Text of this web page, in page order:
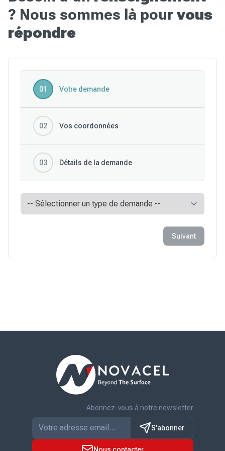
? Nous sommes là pour vous
répondre
01 Votre demande
02 Vos coordonnées
03 Détails de la demande
Suivant
Nous contacter
Abonnez-vous à notre newsletter
S'abonner